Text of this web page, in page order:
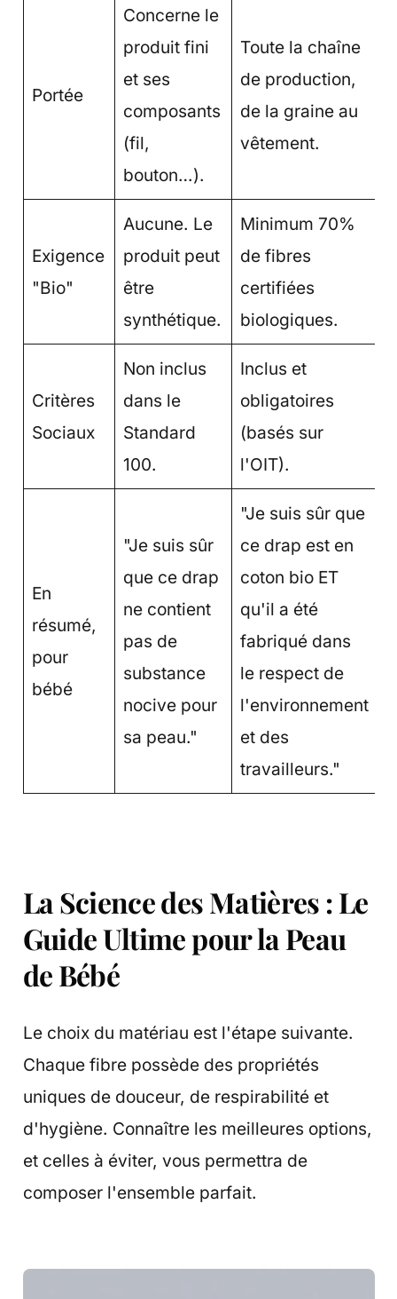
Portée
Concerne le
produit fini
et ses
composants
(fil,
bouton…).
Toute la chaîne
de production,
de la graine au
vêtement.
Exigence
"Bio"
Aucune. Le
produit peut
être
synthétique.
Minimum 70%
de fibres
certifiées
biologiques.
Critères
Sociaux
Non inclus
dans le
Standard
100.
Inclus et
obligatoires
(basés sur
l'OIT).
En
résumé,
pour
bébé
"Je suis sûr
que ce drap
ne contient
pas de
substance
nocive pour
sa peau."
"Je suis sûr que
ce drap est en
coton bio ET
qu'il a été
fabriqué dans
le respect de
l'environnement
et des
travailleurs."
La Science des Matières : Le
Guide Ultime pour la Peau
de Bébé
Le choix du matériau est l'étape suivante.
Chaque fibre possède des propriétés
uniques de douceur, de respirabilité et
d'hygiène. Connaître les meilleures options,
et celles à éviter, vous permettra de
composer l'ensemble parfait.